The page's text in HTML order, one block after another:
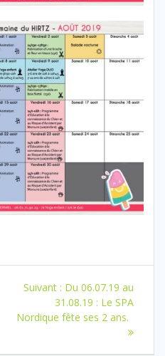
Suivant : Article
suivant
:
Du 06.07.19 au
31.08.19 : Le SPA
Nordique fête ses 2 ans.